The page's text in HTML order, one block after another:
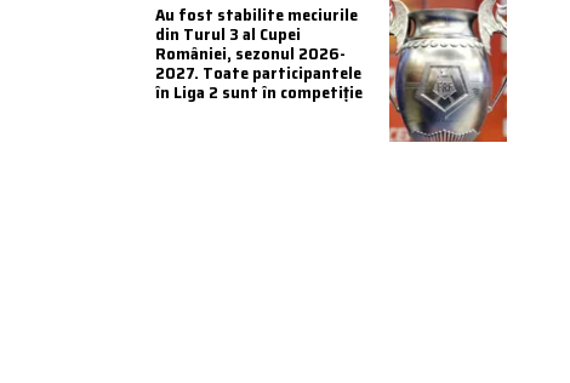
Au fost stabilite meciurile
din Turul 3 al Cupei
României, sezonul 2026-
2027. Toate participantele
în Liga 2 sunt în competiție